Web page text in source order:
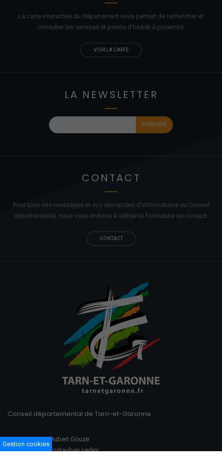
La carte interactive du département vous permet de rechercher et
consulter les services et points d'intérêt à proximité.
VOIR LA CARTE
LA NEWSLETTER
CONTACT
Pour tous vos messages et vos demandes d'informations au Conseil
départemental, nous vous invitons à utiliser le formulaire de contact.
CONTACT
Conseil départemental de Tarn-et-Garonne
100 Boulevard Hubert Gouze
BP 783 82013 Montauban cedex
Gestion cookies